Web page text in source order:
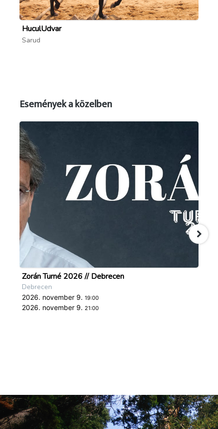
Forrás: facebook.com/events/965794816025779
HuculUdvar
Sarud
Események a közelben
Zorán Turné 2026 // Debrecen
Debrecen
2026. november 9. 19:00
2026. november 9. 21:00